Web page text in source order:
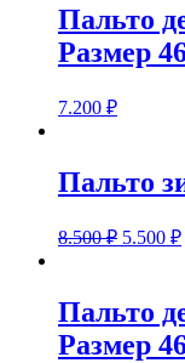
Пальто
Размер
7.200 ₽
Пальто
8.500₽ 5.500 ₽
Пальто
Размер